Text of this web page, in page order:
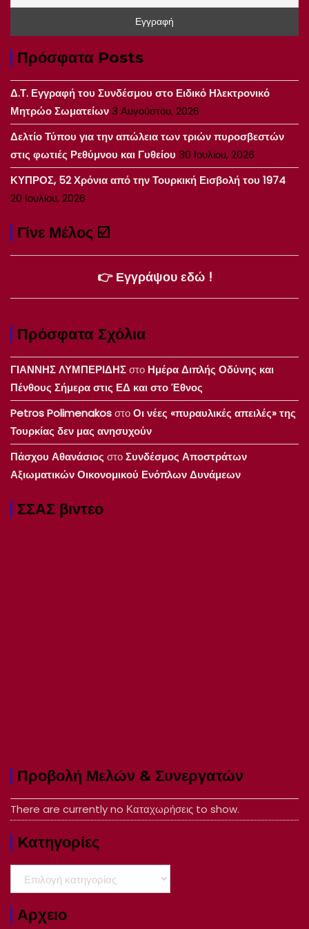
Πρόσφατα Posts
Δ.Τ. Εγγραφή του Συνδέσμου στο Ειδικό Ηλεκτρονικό
Μητρώο Σωματείων3 Αυγούστου, 2026
Δελτίο Τύπου για την απώλεια των τριών πυροσβεστών
στις φωτιές Ρεθύμνου και Γυθείου 30 Ιουλίου, 2026
ΚΥΠΡΟΣ, 52 Χρόνια από την Τουρκική Εισβολή του 1974
20 Ιουλίου, 2026
Γίνε Μέλος ☑️
👉 Εγγράψου εδώ !
Πρόσφατα Σχόλια
ΓΙΑΝΝΗΣ ΛΥΜΠΕΡΙΔΗΣστο Ημέρα Διπλής Οδύνης και
Πένθους Σήμερα στις ΕΔ και στο Έθνος
Petros PolimenakosστοΟι νέες «πυραυλικές απειλές» της
Τουρκίας δεν μας ανησυχούν
Πάσχου Αθανάσιος στοΣυνδέσμος Αποστράτων
Αξιωματικών Οικονομικού Ενόπλων Δυνάμεων
ΣΣΑΣ βιντεο
Προβολή Μελών & Συνεργατών
There are currently no Καταχωρήσεις to show.
Kατηγορίες
Αρχειο